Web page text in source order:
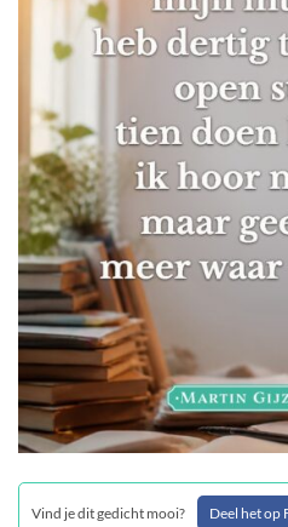
Vind je dit gedicht mooi? Deel het op